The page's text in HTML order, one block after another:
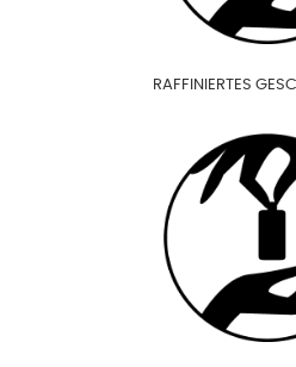
RAFFINIERTES